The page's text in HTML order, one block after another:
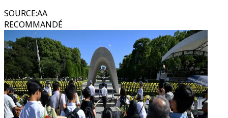
SOURCE:AA
RECOMMANDÉ